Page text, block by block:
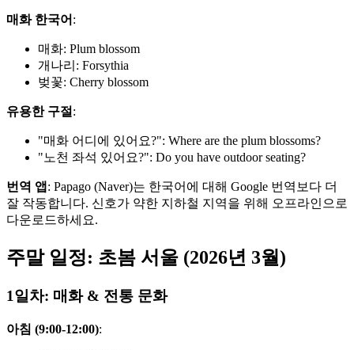
매화 한국어 :
매화: Plum blossom
개나리: Forsythia
벚꽃: Cherry blossom
유용한 구절 :
"매화 어디에 있어요?": Where are the plum blossoms?
"노천 좌석 있어요?": Do you have outdoor seating?
번역 앱 : Papago (Naver)는 한국어에 대해 Google 번역보다 더
잘 작동합니다. 신호가 약한 지하철 지역을 위해 오프라인으로
다운로드하세요.
주말 일정: 초봄 서울 (2026년 3월)
1일차: 매화 & 전통 문화
아침 (9:00-12:00):